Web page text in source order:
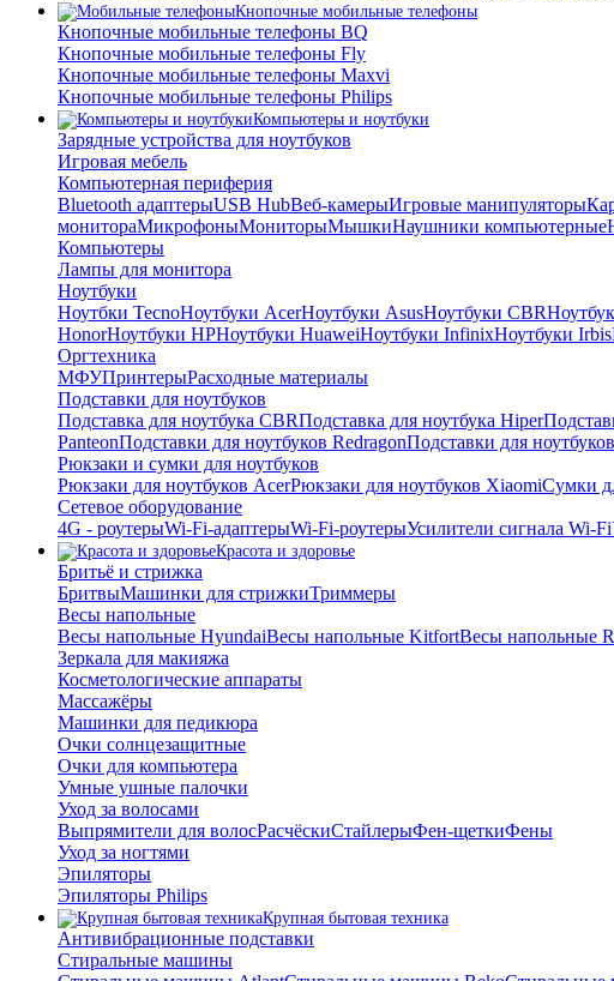
Кнопочные мобильные телефоны
Кнопочные мобильные телефоны BQ
Кнопочные мобильные телефоны Fly
Кнопочные мобильные телефоны Maxvi
Кнопочные мобильные телефоны Philips
Компьютеры и ноутбуки
Зарядные устройства для ноутбуков
Игровая мебель
Компьютерная периферия
Bluetooth адаптерыUSB HubВеб-камерыИгровые манипуляторы
монитораМикрофоныМониторыМышкиНаушники компьютерные
Компьютеры
Лампы для монитора
Ноутбуки
Ноутбки TecnoНоутбуки AcerНоутбуки AsusНоутбуки CBR
HonorНоутбуки HPНоутбуки HuaweiНоутбуки InfinixНоутбуки Irbis
Оргтехника
МФУПринтерыРасходные материалы
Подставки для ноутбуков
Подставка для ноутбука CBRПодставка для ноутбука Hiper
PanteonПодставки для ноутбуков RedragonПодставки для
Рюкзаки и сумки для ноутбуков
Рюкзаки для ноутбуков AcerРюкзаки для ноутбуков XiaomiСумки
Сетевое оборудование
4G - роутерыWi-Fi-адаптерыWi-Fi-роутерыУсилители сигнала Wi-Fi
Красота и здоровье
Бритьё и стрижка
БритвыМашинки для стрижкиТриммеры
Весы напольные
Весы напольные HyundaiВесы напольные KitfortВесы напольные
Зеркала для макияжа
Косметологические аппараты
Массажёры
Машинки для педикюра
Очки cолнцезащитные
Очки для компьютера
Умные ушные палочки
Уход за волосами
Выпрямители для волосРасчёскиСтайлерыФен-щеткиФены
Уход за ногтями
Эпиляторы
Эпиляторы Philips
Крупная бытовая техника
Антивибрационные подставки
Стиральные машины